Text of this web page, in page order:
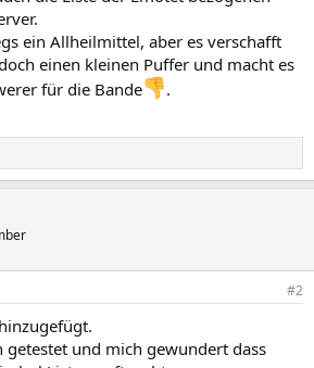
ein Allheilmittel, aber es verschafft
einen kleinen Puffer und macht es
für die Bande
.
#2
getestet und mich gewundert dass